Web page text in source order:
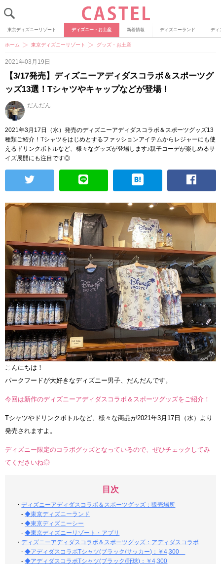
東京ディズニーリゾート ディズニー・お土産 新着情報 ディズニーランド ディ
ホーム 東京ディズニーリゾート グッズ・お土産
2021年03月19日
【3/17発売】ディズニーアディダスコラボ＆スポーツグ
ッズ13選！Tシャツやキャップなどが登場！
だんだん
2021年3月17日（水）発売のディズニーアディダスコラボ＆スポーツグッズ13
種類ご紹介！Tシャツをはじめとするファッションアイテムからレジャーにも使
えるドリンクボトルなど、様々なグッズが登場します♪親子コーデが楽しめるサ
イズ展開にも注目です◎
こんにちは！
パークフードが大好きなディズニー男子、だんだんです。
今回は新作のディズニーアディダスコラボ＆スポーツグッズをご紹介！
Tシャツやドリンクボトルなど、様々な商品が2021年3月17日（水）より
発売されますよ。
ディズニー限定のコラボグッズとなっているので、ぜひチェックしてみ
てくださいね◎
目次
・ディズニーアディダスコラボ＆スポーツグッズ：販売場所
-◆東京ディズニーランド
-◆東京ディズニーシー
-◆東京ディズニーリゾート・アプリ
・ディズニーアディダスコラボ＆スポーツグッズ：アディダスコラボ
-◆アディダスコラボTシャツ(ブラック/サッカー)：￥4,300
-◆アディダスコラボTシャツ(ブラック/野球)：￥4,300